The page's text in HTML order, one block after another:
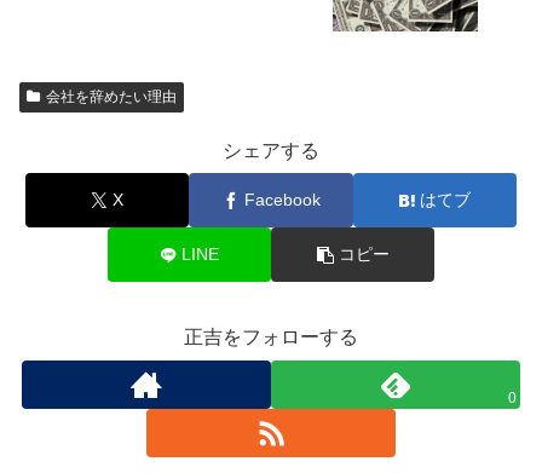
会社を辞めたい理由
シェアする
X Facebook はてブ
LINE コピー
正吉をフォローする
0